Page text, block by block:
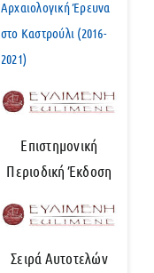
Αρχαιολογική Έρευνα
στο Καστρούλι (2016-
2021)
Επιστημονική
Περιοδική Έκδοση
Σειρά Αυτοτελών